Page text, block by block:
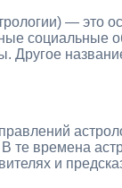
— это
социальные
Другое
те времена
и